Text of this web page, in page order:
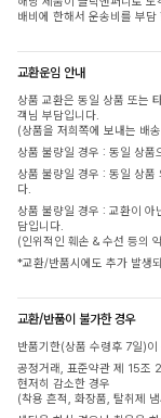
배비에 한해서 운송비를 부담
교환운임 안내
상품 교환은 동일 상품 또는
객님 부담입니다.
(상품을 저희쪽에 보내는
상품 불량일 경우 : 동일 상품
상품 불량일 경우 : 동일 상
다.
상품 불량일 경우 : 교환이
담입니다.
(인위적인 훼손 & 수선 등의
*교환/반품시에도 추가 발생
교환/반품이 불가한 경우
반품기한(상품 수령후 7일)이
공정거래, 표준약관 제 15조
현저히 감소한 경우
(착용 흔적, 화장품, 탈취제